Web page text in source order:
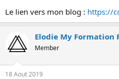
Le lien vers mon blog : https://
Elodie My Formation
Member
18 Aout 2019